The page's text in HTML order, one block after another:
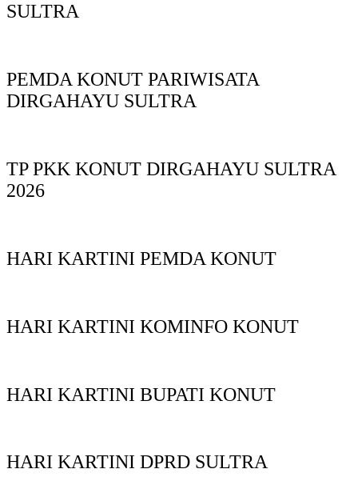
SULTRA
PEMDA KONUT PARIWISATA
DIRGAHAYU SULTRA
TP PKK KONUT DIRGAHAYU SULTRA
2026
HARI KARTINI PEMDA KONUT
HARI KARTINI KOMINFO KONUT
HARI KARTINI BUPATI KONUT
HARI KARTINI DPRD SULTRA